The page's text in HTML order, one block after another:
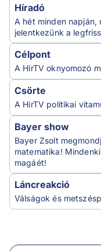
Híradó
A hét minden napján,
jelentkezünk a
Célpont
A HírTV oknyomozó
Csörte
A HírTV politikai
Bayer show
Bayer Zsolt
matematika!
magáét!
Láncreakció
Válságok és